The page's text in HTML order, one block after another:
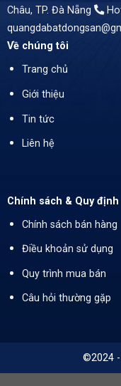
Châu, TP. Đà Nẵng
Về chúng tôi
Trang chủ
Giới thiệu
Tin tức
Liên hệ
Chính sách & Quy định
Chính sách bán hàng
Điều khoản sử dụng
Quy trình mua bán
Câu hỏi thường gặp
©2024